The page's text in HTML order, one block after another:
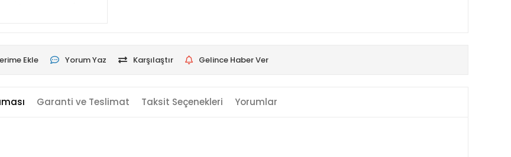
Ekle Yorum Yaz Karşılaştır Gelince Haber Ver
Garanti ve Teslimat Taksit Seçenekleri Yorumlar